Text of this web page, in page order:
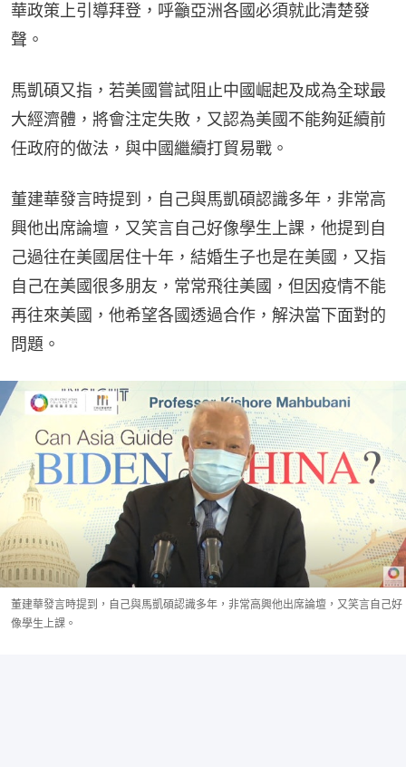
華政策上引導拜登，呼籲亞洲各國必須就此清楚發
聲。
馬凱碩又指，若美國嘗試阻止中國崛起及成為全球最
大經濟體，將會注定失敗，又認為美國不能夠延續前
任政府的做法，與中國繼續打貿易戰。
董建華發言時提到，自己與馬凱碩認識多年，非常高
興他出席論壇，又笑言自己好像學生上課，他提到自
己過往在美國居住十年，結婚生子也是在美國，又指
自己在美國很多朋友，常常飛往美國，但因疫情不能
再往來美國，他希望各國透過合作，解決當下面對的
問題。
董建華發言時提到，自己與馬凱碩認識多年，非常高興他出席論壇，又笑言自己好
像學生上課。